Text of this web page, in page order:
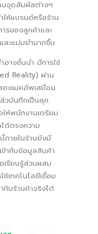
นจุดสัมผัสต่างๆ
ห้แบรนด์หรือร้าน
ารของลูกค้าและ
ละแม่นยำมากขึ้น
อางชั้นนำ มีการใช้
Reality) ผ่าน
องเมคอัพเสมือน
วบันทึกเป็นลุค
ห้พนักงานเตรียม
ด้ตรงความ
ภายในร้านยังมี
ข้ากับข้อมูลสินค้า
รียนรู้ส่วนผสม
ช้เทคโนโลยีเชื่อม
กับร้านค้าจริงได้